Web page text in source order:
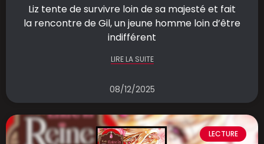
Liz tente de survivre loin de sa majesté et fait
la rencontre de Gil, un jeune homme loin d’être
indifférent
LIRE LA SUITE
08/12/2025
LECTURE